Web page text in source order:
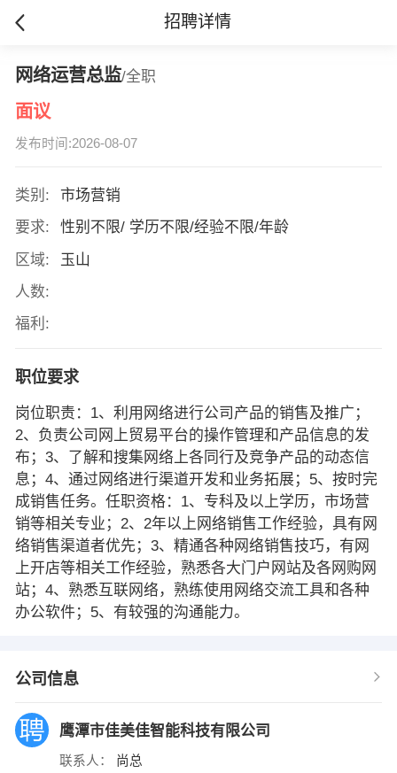
招聘详情
网络运营总监/全职
面议
发布时间:2026-08-07
类别:
市场营销
要求:
性别不限/ 学历不限/经验不限/年龄
区域:
玉山
人数:
福利:
职位要求
岗位职责：1、利用网络进行公司产品的销售及推广；
2、负责公司网上贸易平台的操作管理和产品信息的发
布；3、了解和搜集网络上各同行及竞争产品的动态信
息；4、通过网络进行渠道开发和业务拓展；5、按时完
成销售任务。任职资格：1、专科及以上学历，市场营
销等相关专业；2、2年以上网络销售工作经验，具有网
络销售渠道者优先；3、精通各种网络销售技巧，有网
上开店等相关工作经验，熟悉各大门户网站及各网购网
站；4、熟悉互联网络，熟练使用网络交流工具和各种
办公软件；5、有较强的沟通能力。
公司信息
鹰潭市佳美佳智能科技有限公司
联系人： 尚总